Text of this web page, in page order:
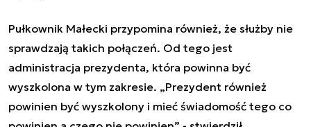
Pułkownik Małecki przypomina również, że służby nie
sprawdzają takich połączeń. Od tego jest
administracja prezydenta, która powinna być
wyszkolona w tym zakresie. „Prezydent również
powinien być wyszkolony i mieć świadomość tego co